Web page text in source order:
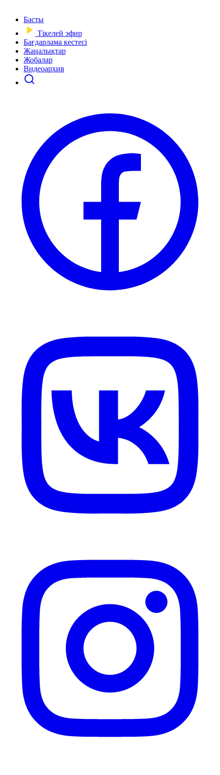
Басты
Тікелей эфир
Бағдарлама кестесі
Жаңалықтар
Жобалар
Видеоархив